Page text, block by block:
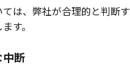
は、弊社が合理的と判断す
す。
中断